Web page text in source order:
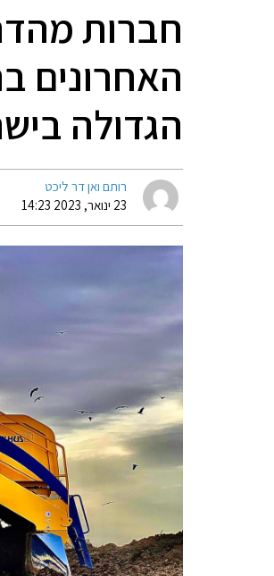
חברות
האחרונים
הגדולה
רותם ואן דר ליכט
23 ינואר, 2023 14:23